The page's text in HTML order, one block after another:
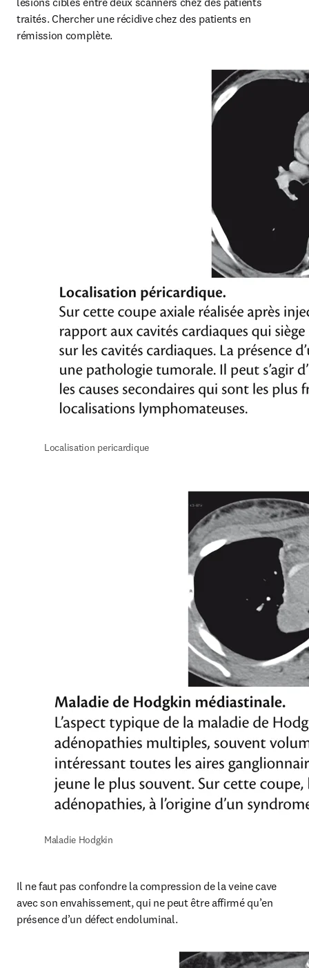
traités. Chercher une récidive chez des patients en
rémission complète.
Localisation pericardique
Maladie Hodgkin
Il ne faut pas confondre la compression de la veine cave
avec son envahissement, qui ne peut être affirmé qu’en
présence d’un défect endoluminal.